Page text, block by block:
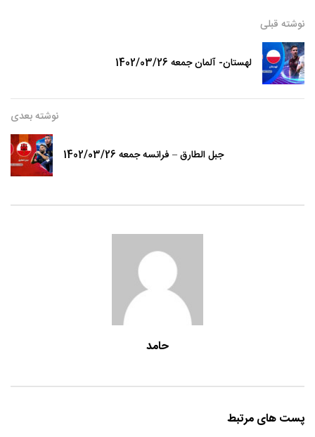
نوشته قبلی
لهستان- آلمان جمعه 1402/03/26
نوشته بعدی
جبل الطارق – فرانسه جمعه 1402/03/26
حامد
پست های مرتبط